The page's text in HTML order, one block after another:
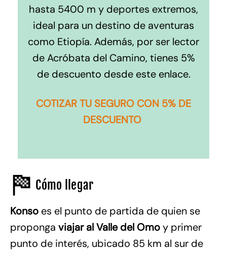
hasta 5400 m y deportes extremos,
ideal para un destino de aventuras
como Etiopía. Además, por ser lector
de Acróbata del Camino, tienes 5%
de descuento desde este enlace.
COTIZAR TU SEGURO CON 5% DE
DESCUENTO
Cómo llegar
Konso es el punto de partida de quien se
proponga viajar al Valle del Omoy primer
punto de interés, ubicado 85 km al sur de